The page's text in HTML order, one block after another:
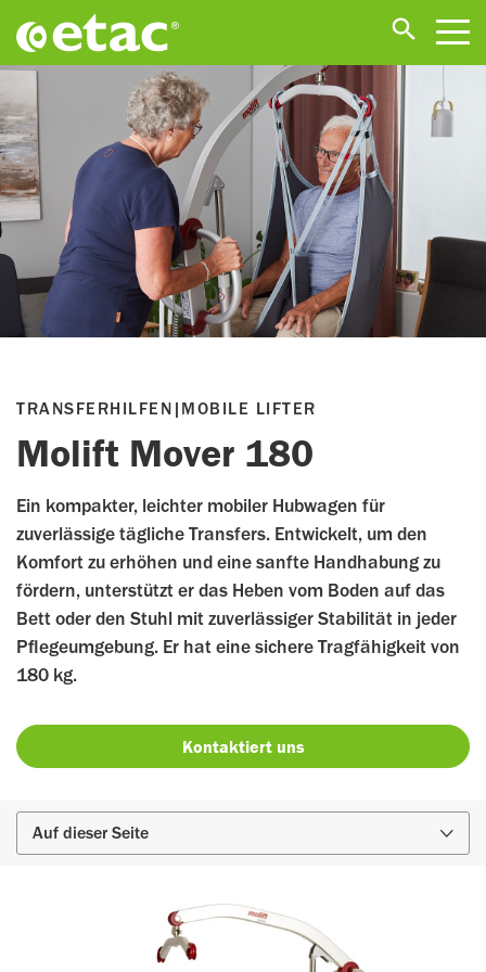
TRANSFERHILFEN | MOBILE LIFTER
Molift Mover 180
Ein kompakter, leichter mobiler Hubwagen für
zuverlässige tägliche Transfers. Entwickelt, um den
Komfort zu erhöhen und eine sanfte Handhabung zu
fördern, unterstützt er das Heben vom Boden auf das
Bett oder den Stuhl mit zuverlässiger Stabilität in jeder
Pflegeumgebung. Er hat eine sichere Tragfähigkeit von
180 kg.
Kontaktiert uns
Auf dieser Seite